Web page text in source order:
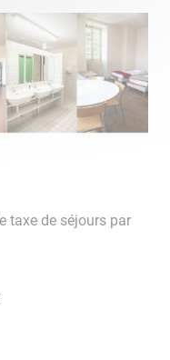
taxe de séjours par